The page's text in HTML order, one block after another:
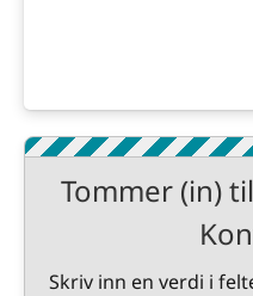
Tommer (in)
Skriv inn en verdi i